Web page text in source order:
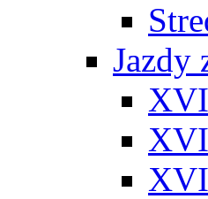
Jazdy